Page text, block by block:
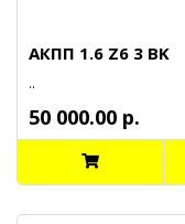
АКПП 1.6 Z6 3 BK
..
50 000.00 р.